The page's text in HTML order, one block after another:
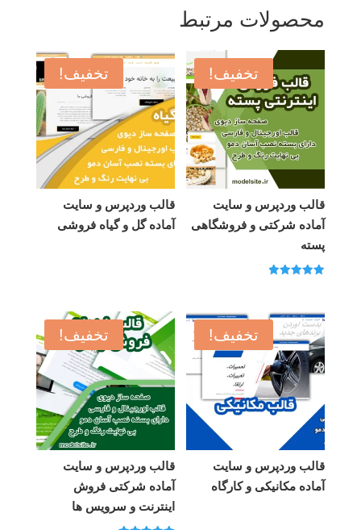
محصولات مرتبط
تخفیف!
قالب وردپرس و سایت
آماده شرکتی و فروشگاهی
پسته
تخفیف!
قالب وردپرس و سایت
آماده گل و گیاه فروشی
تخفیف!
قالب وردپرس و سایت
آماده مکانیکی و کارگاه
تخفیف!
قالب وردپرس و سایت
آماده شرکتی فروش
اینترنت و سرویس ها